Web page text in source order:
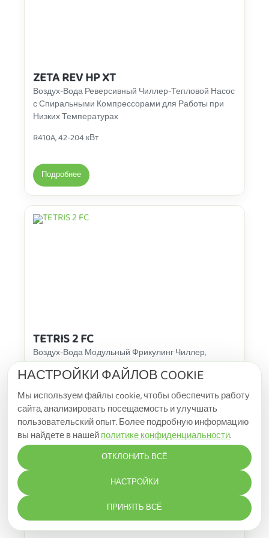
ZETA REV HP XT
Воздух-Вода Реверсивный Чиллер-Тепловой Насос
с Спиральными Компрессорами для Работы при
Низких Температурах
R410A, 42-204 кВт
Подробнее
TETRIS 2 FC
Воздух-Вода Модульный Фрикулинг Чиллер,
спиральные компрессоры, доступны 3
конфигурации фрикулинга
R410A, 122-518 кВт
Подробнее
НАСТРОЙКИ ФАЙЛОВ COOKIE
Мы используем файлы cookie, чтобы обеспечить работу
сайта, анализировать посещаемость и улучшать
пользовательский опыт. Более подробную информацию
вы найдете в нашейполитике конфиденциальности.
ОТКЛОНИТЬ ВСЁ
НАСТРОЙКИ
ПРИНЯТЬ ВСЁ